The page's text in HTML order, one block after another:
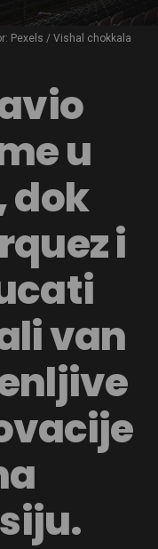
Pexels / Vishal chokkala
u
dok
i
van